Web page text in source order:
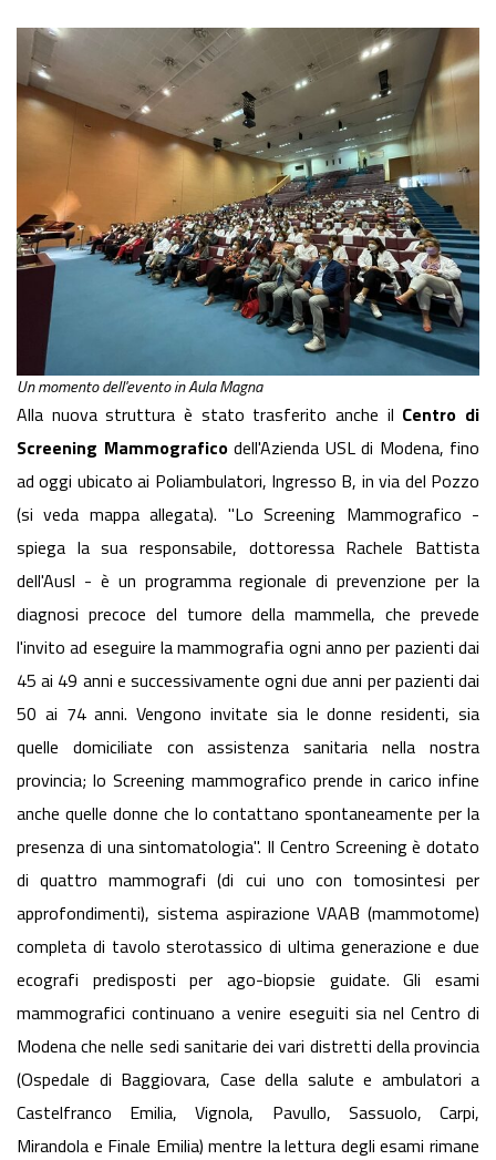
Un momento dell'evento in Aula Magna
Alla nuova struttura è stato trasferito anche il Centro di
Screening Mammograficodell'Azienda USL di Modena, fino
ad oggi ubicato ai Poliambulatori, Ingresso B, in via del Pozzo
(si veda mappa allegata). "Lo Screening Mammografico -
spiega la sua responsabile, dottoressa Rachele Battista
dell'Ausl - è un programma regionale di prevenzione per la
diagnosi precoce del tumore della mammella, che prevede
l'invito ad eseguire la mammografia ogni anno per pazienti dai
45 ai 49 anni e successivamente ogni due anni per pazienti dai
50 ai 74 anni. Vengono invitate sia le donne residenti, sia
quelle domiciliate con assistenza sanitaria nella nostra
provincia; lo Screening mammografico prende in carico infine
anche quelle donne che lo contattano spontaneamente per la
presenza di una sintomatologia". Il Centro Screening è dotato
di quattro mammografi (di cui uno con tomosintesi per
approfondimenti), sistema aspirazione VAAB (mammotome)
completa di tavolo sterotassico di ultima generazione e due
ecografi predisposti per ago-biopsie guidate. Gli esami
mammografici continuano a venire eseguiti sia nel Centro di
Modena che nelle sedi sanitarie dei vari distretti della provincia
(Ospedale di Baggiovara, Case della salute e ambulatori a
Castelfranco Emilia, Vignola, Pavullo, Sassuolo, Carpi,
Mirandola e Finale Emilia) mentre la lettura degli esami rimane